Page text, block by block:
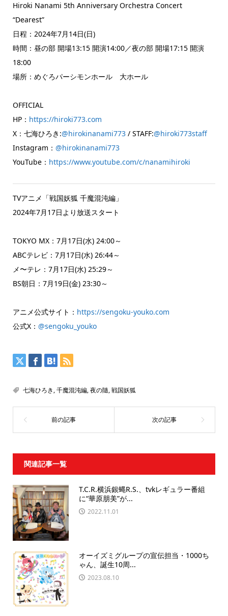
Hiroki Nanami 5th Anniversary Orchestra Concert
“Dearest”
日程：2024年7月14日(日)
時間：昼の部 開場13:15 開演14:00／夜の部 開場17:15 開演
18:00
場所：めぐろパーシモンホール 大ホール
OFFICIAL
HP： https://hiroki773.com
X：七海ひろき:@hirokinanami773/ STAFF:@hiroki773staff
Instagram： @hirokinanami773
YouTube： https://www.youtube.com/c/nanamihiroki
TVアニメ「戦国妖狐 千魔混沌編」
2024年7月17日より放送スタート
TOKYO MX：7月17日(水) 24:00～
ABCテレビ：7月17日(水) 26:44～
メ〜テレ：7月17日(水) 25:29～
BS朝日：7月19日(金) 23:30～
アニメ公式サイト： https://sengoku-youko.com
公式X： @sengoku_youko
七海ひろき,千魔混沌編,夜の隨,戦国妖狐
関連記事一覧
T.C.R.横浜銀蝿R.S.、tvkレギュラー番組
に“華原朋美”が...
2022.11.01
オーイズミグループの宣伝担当・1000ち
ゃん、誕生10周...
2023.08.10